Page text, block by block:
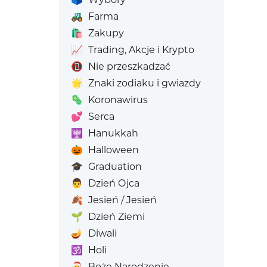
🚜 Farma
🛍️ Zakupy
📈 Trading, Akcje i Krypto
📵 Nie przeszkadzać
🌟 Znaki zodiaku i gwiazdy
🦠 Koronawirus
💕 Serca
🕎
Hanukkah
🎃 Halloween
🎓 Graduation
👨
Dzień Ojca
🍂 Jesień / Jesień
🌱 Dzień Ziemi
🪔
Diwali
🕉️
Holi